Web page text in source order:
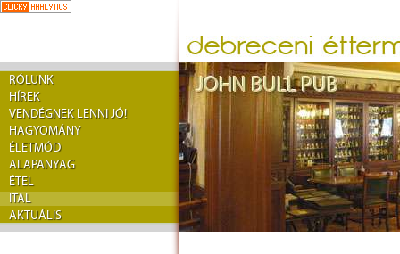
RÓLUNK
HÍREK
VENDÉGNEK LENNI JÓ!
HAGYOMÁNY
ÉLETMÓD
ALAPANYAG
ÉTEL
ITAL
AKTUÁLIS